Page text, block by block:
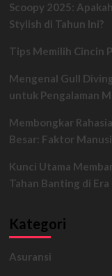
bagi
Alam
Sultan
X
Scoopy 2025:
Stylish di Tahun Ini?
Tips Memilih Cincin
Mengenal Gull
untuk Pengalaman
Membongkar
Besar: Faktor
Kunci Utama
Tahan Banting di
Kategori
Asuransi